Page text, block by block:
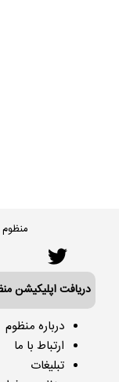
منظوم
دریافت اپلیکیشن
درباره منظوم
ارتباط با ما
تبلیغات